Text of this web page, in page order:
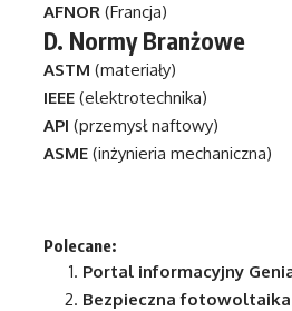
AFNOR (Francja)
D. Normy Branżowe
ASTM (materiały)
IEEE (elektrotechnika)
API (przemysł naftowy)
ASME (inżynieria mechaniczna)
Polecane:
Portal informacyjny
Bezpieczna fotowoltaika